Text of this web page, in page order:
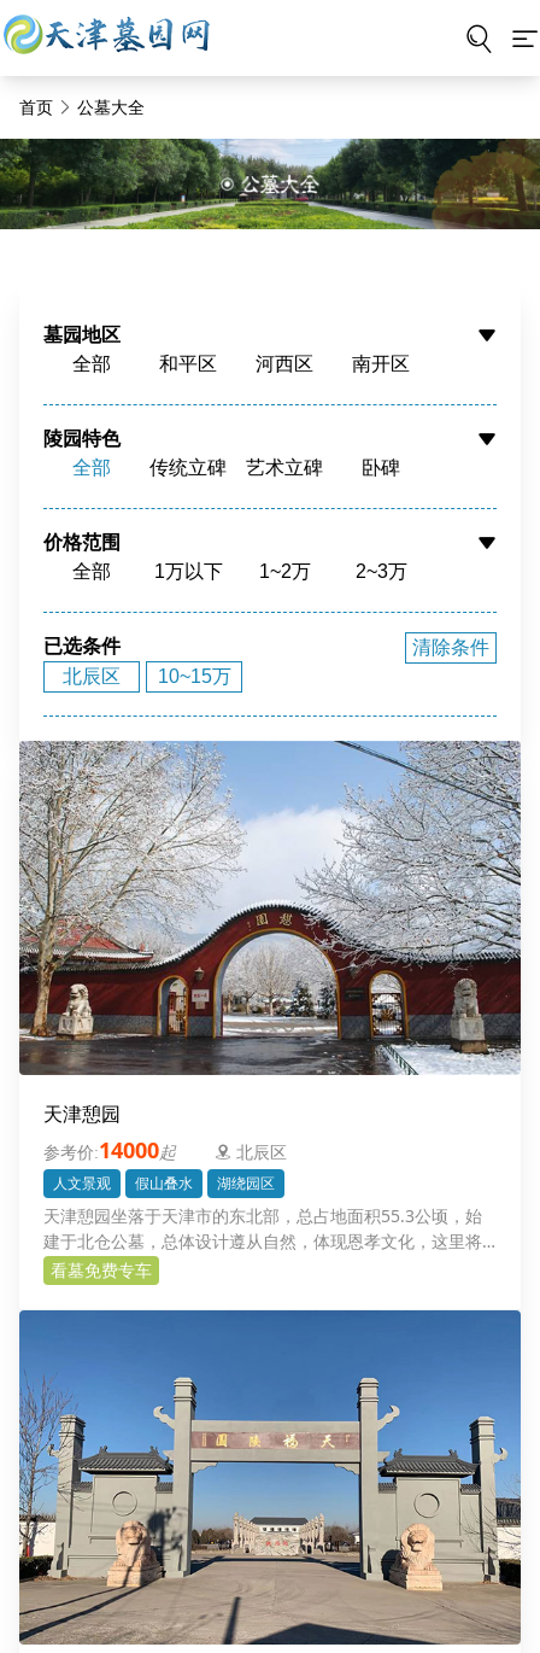
首页 公墓大全
墓园地区
全部
和平区 河西区
南开区
西青区
静海区
宝坻区 宁河区
武清区
滨海新区
周边
陵园特色
全部
传统立碑 艺术立碑
卧碑
骨灰寄存
花园环境
福泽之地
价格范围
全部
1万以下 1~2万
2~3万
15~20万
已选条件
北辰区
10~15万
清除条件
天津憩园
14000起 北辰区
人文景观 假山叠水 湖绕园区
天津憩园坐落于天津市的东北部，总占地面积55.3公顷，始
建于北仓公墓，总体设计遵从自然，体现恩孝文化，这里将
是您安放逝去骨灰的一方福地，也是缅怀追思与逝者亲情对
话的场所。
看墓免费专车